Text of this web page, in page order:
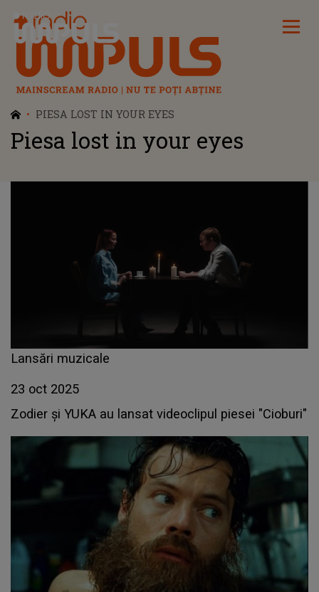
Radio Impuls
PIESA LOST IN YOUR EYES
Piesa lost in your eyes
Lansări muzicale
23 oct 2025
Zodier și YUKA au lansat videoclipul piesei "Cioburi"